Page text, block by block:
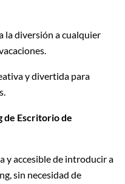
la diversión a cualquier
y divertida para
de Escritorio de
y accesible de introducir a
sin necesidad de